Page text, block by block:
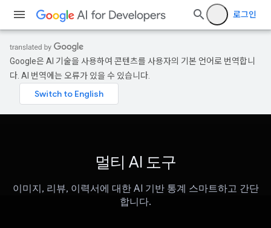
로그인
Google은 AI 기술을 사용하여 콘텐츠를 사용자의 기본 언어로 번역합니
다. AI 번역에는 오류가 있을 수 있습니다.
멀티 AI 도구
이미지, 리뷰, 이력서에 대한 AI 기반 통계 스마트하고 간단
합니다.